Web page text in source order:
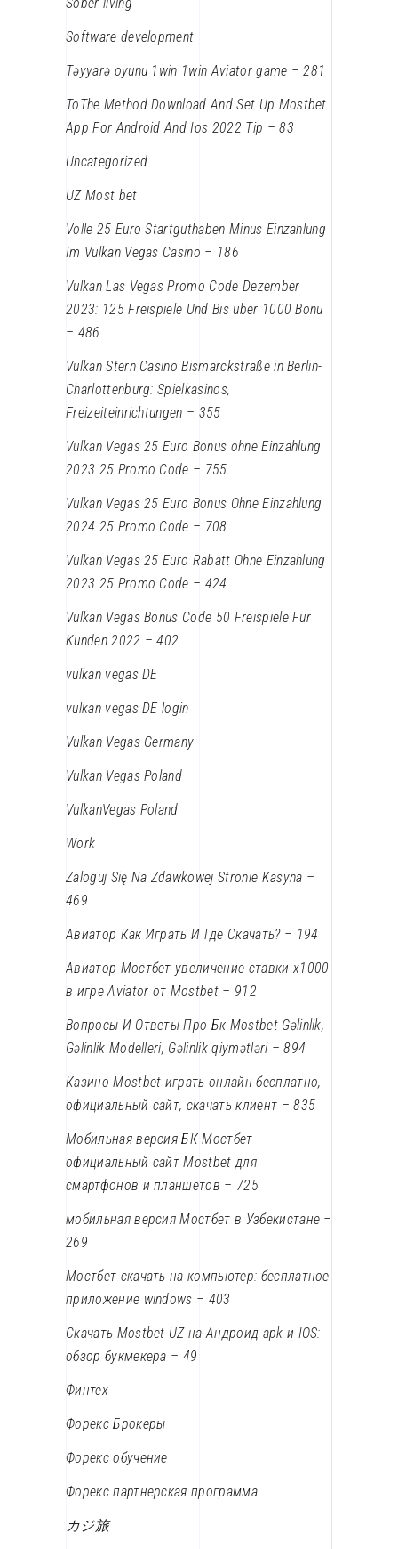
Software development
Təyyarə oyunu 1win 1win Aviator game – 281
ToThe Method Download And Set Up Mostbet
App For Android And Ios 2022 Tip – 83
Uncategorized
UZ Most bet
Volle 25 Euro Startguthaben Minus Einzahlung
Im Vulkan Vegas Casino – 186
Vulkan Las Vegas Promo Code Dezember
2023: 125 Freispiele Und Bis über 1000 Bonu
– 486
Vulkan Stern Casino Bismarckstraße in Berlin-
Charlottenburg: Spielkasinos,
Freizeiteinrichtungen – 355
Vulkan Vegas 25 Euro Bonus ohne Einzahlung
2023 25 Promo Code – 755
Vulkan Vegas 25 Euro Bonus Ohne Einzahlung
2024 25 Promo Code – 708
Vulkan Vegas 25 Euro Rabatt Ohne Einzahlung
2023 25 Promo Code – 424
Vulkan Vegas Bonus Code 50 Freispiele Für
Kunden 2022 – 402
vulkan vegas DE
vulkan vegas DE login
Vulkan Vegas Germany
Vulkan Vegas Poland
VulkanVegas Poland
Work
Zaloguj Się Na Zdawkowej Stronie Kasyna –
469
Авиатор Как Играть И Где Скачать? – 194
Авиатор Мостбет увеличение ставки х1000
в игре Aviator от Mostbet – 912
Вопросы И Ответы Про Бк Mostbet Gəlinlik,
Gəlinlik Modelleri, Gəlinlik qiymətləri – 894
Казино Mostbet играть онлайн бесплатно,
официальный сайт, скачать клиент – 835
Мобильная версия БК Мостбет
официальный сайт Mostbet для
смартфонов и планшетов – 725
мобильная версия Мостбет в Узбекистане –
269
Мостбет скачать на компьютер: бесплатное
приложение windows – 403
Скачать Mostbet UZ на Андроид apk и IOS:
обзор букмекера – 49
Финтех
Форекс Брокеры
Форекс обучение
Форекс партнерская программа
カジ旅